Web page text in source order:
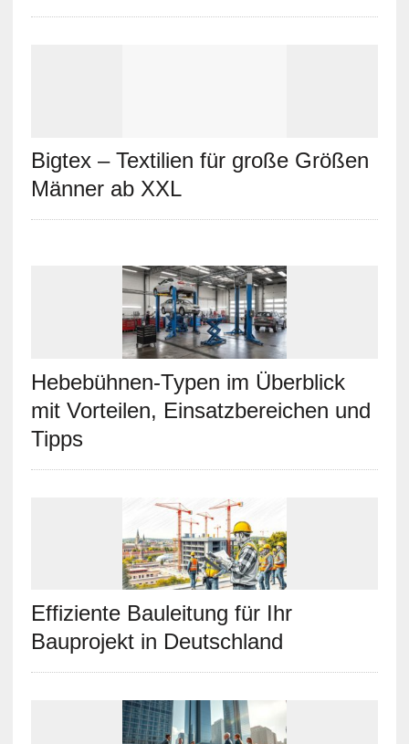
Bigtex – Textilien für große Größen
Männer ab XXL
Hebebühnen-Typen im Überblick
mit Vorteilen, Einsatzbereichen und
Tipps
Effiziente Bauleitung für Ihr
Bauprojekt in Deutschland